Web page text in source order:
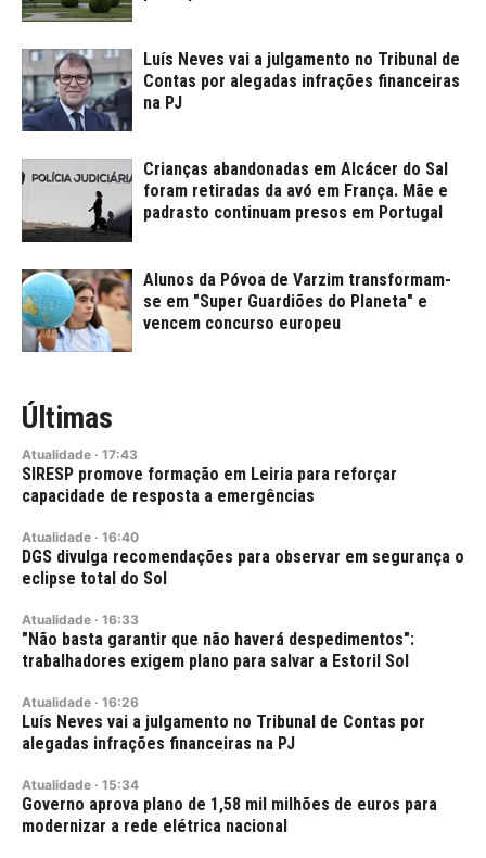
Luís Neves vai a julgamento no Tribunal de
Contas por alegadas infrações financeiras
na PJ
Crianças abandonadas em Alcácer do Sal
foram retiradas da avó em França. Mãe e
padrasto continuam presos em Portugal
Alunos da Póvoa de Varzim transformam-
se em "Super Guardiões do Planeta" e
vencem concurso europeu
Últimas
Atualidade · 17:43
SIRESP promove formação em Leiria para reforçar
capacidade de resposta a emergências
Atualidade · 16:40
DGS divulga recomendações para observar em segurança o
eclipse total do Sol
Atualidade · 16:33
"Não basta garantir que não haverá despedimentos":
trabalhadores exigem plano para salvar a Estoril Sol
Atualidade · 16:26
Luís Neves vai a julgamento no Tribunal de Contas por
alegadas infrações financeiras na PJ
Atualidade · 15:34
Governo aprova plano de 1,58 mil milhões de euros para
modernizar a rede elétrica nacional